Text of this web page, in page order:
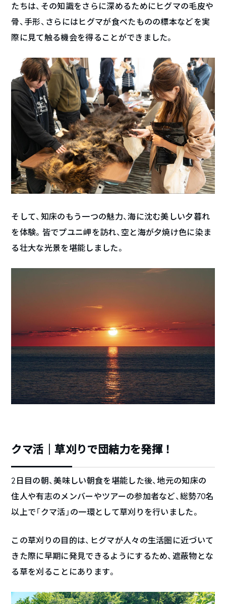
たちは、その知識をさらに深めるためにヒグマの毛皮や
骨、手形、さらにはヒグマが食べたものの標本などを実
際に見て触る機会を得ることができました。
そして、知床のもう一つの魅力、海に沈む美しい夕暮れ
を体験。皆でプユニ岬を訪れ、空と海が夕焼け色に染ま
る壮大な光景を堪能しました。
クマ活｜草刈りで団結力を発揮！
2日目の朝、美味しい朝食を堪能した後、地元の知床の
住人や有志のメンバーやツアーの参加者など、総勢70名
以上で「クマ活」の一環として草刈りを行いました。
この草刈りの目的は、ヒグマが人々の生活圏に近づいて
きた際に早期に発見できるようにするため、遮蔽物とな
る草を刈ることにあります。